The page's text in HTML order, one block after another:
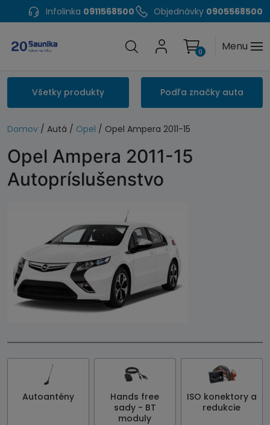
Infolinka 0911568500 Objednávky 0905568500
Menu
0
Všetky produkty Podľa značky auta
Domov / Autá / Opel / Opel Ampera 2011-15
Opel Ampera 2011-15
Autopríslušenstvo
Autoantény
Hands free
sady - BT
moduly
ISO konektory a
redukcie